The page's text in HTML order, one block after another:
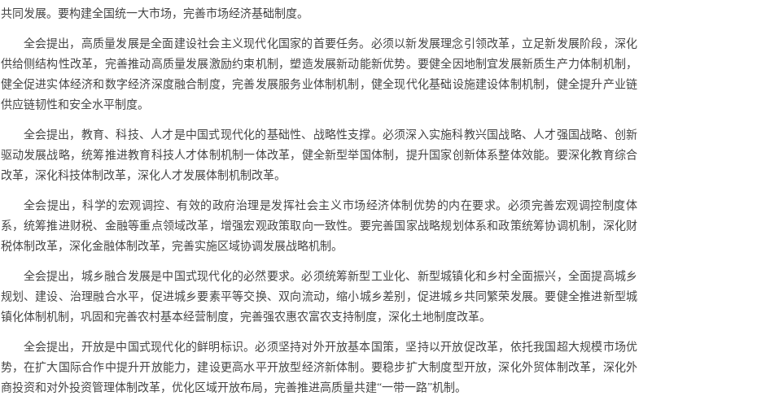
共同发展。要构建全国统一大市场，完善市场经济基础制度。
全会提出，高质量发展是全面建设社会主义现代化国家的首要任务。必须以新发展理念引领改革，立足新发展阶段，深化
供给侧结构性改革，完善推动高质量发展激励约束机制，塑造发展新动能新优势。要健全因地制宜发展新质生产力体制机制，
健全促进实体经济和数字经济深度融合制度，完善发展服务业体制机制，健全现代化基础设施建设体制机制，健全提升产业链
供应链韧性和安全水平制度。
全会提出，教育、科技、人才是中国式现代化的基础性、战略性支撑。必须深入实施科教兴国战略、人才强国战略、创新
驱动发展战略，统筹推进教育科技人才体制机制一体改革，健全新型举国体制，提升国家创新体系整体效能。要深化教育综合
改革，深化科技体制改革，深化人才发展体制机制改革。
全会提出，科学的宏观调控、有效的政府治理是发挥社会主义市场经济体制优势的内在要求。必须完善宏观调控制度体
系，统筹推进财税、金融等重点领域改革，增强宏观政策取向一致性。要完善国家战略规划体系和政策统筹协调机制，深化财
税体制改革，深化金融体制改革，完善实施区域协调发展战略机制。
全会提出，城乡融合发展是中国式现代化的必然要求。必须统筹新型工业化、新型城镇化和乡村全面振兴，全面提高城乡
规划、建设、治理融合水平，促进城乡要素平等交换、双向流动，缩小城乡差别，促进城乡共同繁荣发展。要健全推进新型城
镇化体制机制，巩固和完善农村基本经营制度，完善强农惠农富农支持制度，深化土地制度改革。
全会提出，开放是中国式现代化的鲜明标识。必须坚持对外开放基本国策，坚持以开放促改革，依托我国超大规模市场优
势，在扩大国际合作中提升开放能力，建设更高水平开放型经济新体制。要稳步扩大制度型开放，深化外贸体制改革，深化外
商投资和对外投资管理体制改革，优化区域开放布局，完善推进高质量共建“一带一路”机制。